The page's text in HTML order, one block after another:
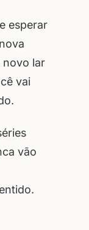
esperar
novo lar
vai
vão